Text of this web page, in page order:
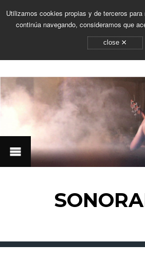
Utilizamos cookies propias y de terceros
continúa navegando, consideramos que
close ×